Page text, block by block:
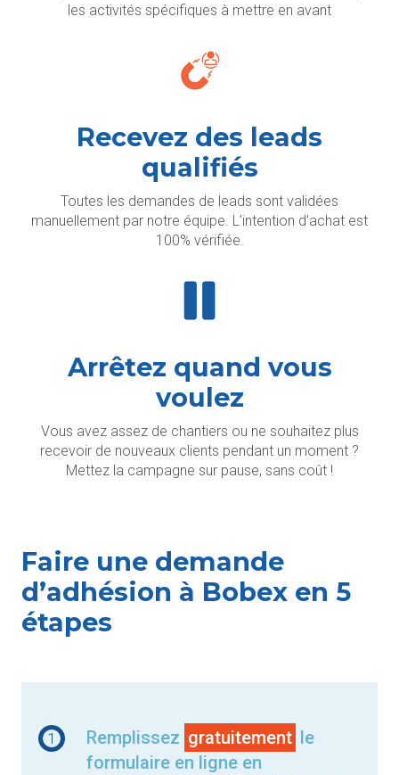
les activités spécifiques à mettre en avant
Recevez des leads
qualifiés
Toutes les demandes de leads sont validées
manuellement par notre équipe. L’intention d’achat est
100% vérifiée.
Arrêtez quand vous
voulez
Vous avez assez de chantiers ou ne souhaitez plus
recevoir de nouveaux clients pendant un moment ?
Mettez la campagne sur pause, sans coût !
Faire une demande
d’adhésion à Bobex en 5
étapes
1 Remplissez gratuitement le
formulaire en ligne en